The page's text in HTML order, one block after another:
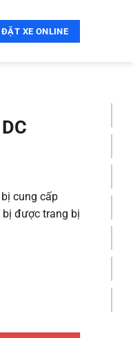
ĐẶT XE ONLINE
cung cấp
bị được trang bị